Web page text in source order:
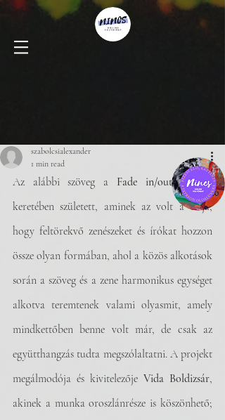
szabolcsialexander
1 min read
Az alábbi szöveg a Fade in/out projekt
keretében született, aminek az volt a célja,
hogy feltörekvő zenészeket és írókat hozzon
össze olyan formában, ahol a közös alkotások
során a szöveg és a zene harmonikus egységet
alkotva teremtenek valami olyasmit, amely
mindkettőben benne volt már, de csak az
együtthangzás tudta megszólaltatni. A projekt
megálmodója és kivitelezője Vida Boldizsár,
akinek a munka oroszlánrésze is köszönhető;